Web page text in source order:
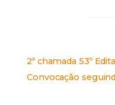
2ª chamada 53º
Convocação